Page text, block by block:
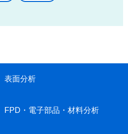
表面分析
FPD・電子部品・材料分析